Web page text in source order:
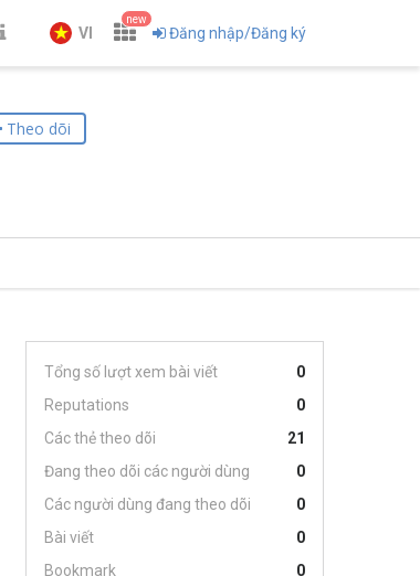
VI
new
Đăng nhập/Đăng ký
Theo dõi
Tổng số lượt xem bài viết
0
Reputations
0
Các thẻ theo dõi
21
Đang theo dõi các người dùng
0
Các người dùng đang theo dõi
0
Bài viết
0
Bookmark
0